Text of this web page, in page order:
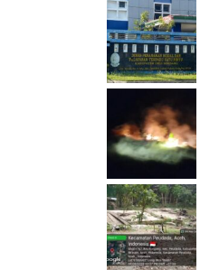
Kepala
DPMPTSP
Deli
Serdang
Bantah